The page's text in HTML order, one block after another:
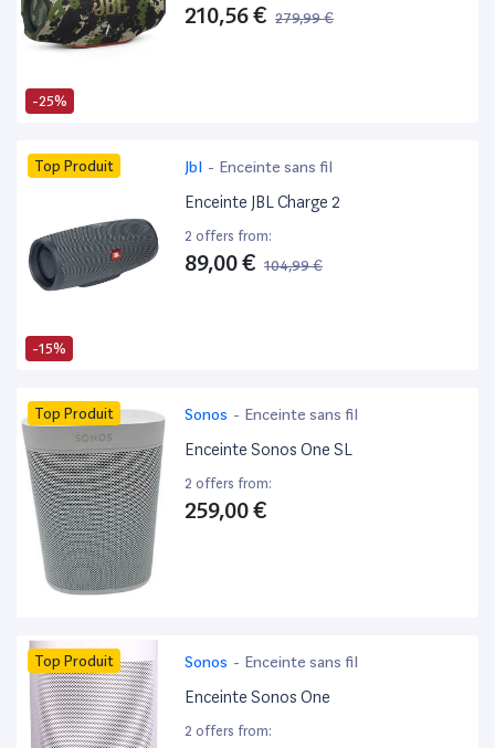
-25%
210,56 € 279,99 €
-15%
Top Produit Jbl - Enceinte sans fil
Enceinte JBL Charge 2
2 offers from:
89,00 € 104,99 €
Top Produit Sonos - Enceinte sans fil
Enceinte Sonos One SL
2 offers from:
259,00 €
Top Produit Sonos - Enceinte sans fil
Enceinte Sonos One
2 offers from: